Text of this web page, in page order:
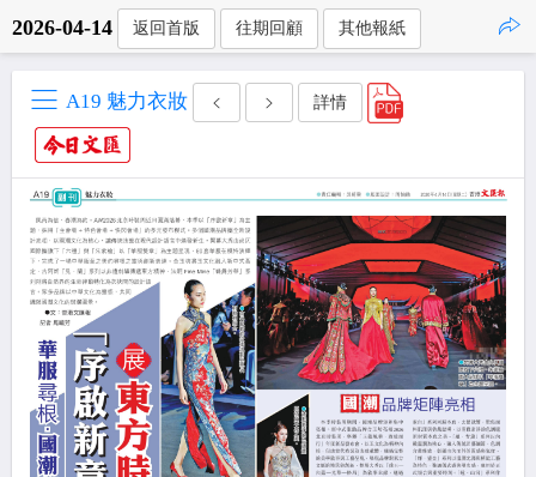
2026-04-14 返回首版 往期回顧 其他報紙
A19 魅力衣妝 詳情
點擊複製